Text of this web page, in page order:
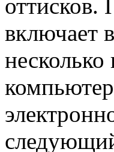
оттисков.
включает